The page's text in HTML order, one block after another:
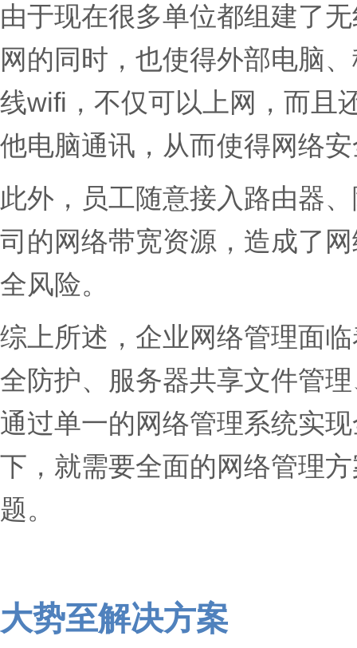
由于现在很多单位都组建了
网的同时，也使得外部电脑
线wifi，不仅可以上网，而且
他电脑通讯，从而使得网络
此外，员工随意接入路由器
司的网络带宽资源，造成了
全风险。
综上所述，企业网络管理面
全防护、服务器共享文件管
通过单一的网络管理系统实
下，就需要全面的网络管理
题。
大势至解决方案